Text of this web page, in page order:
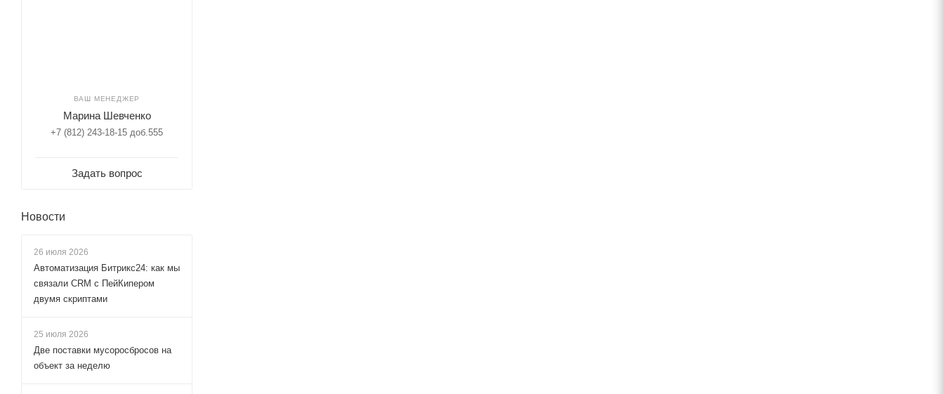
ВАШ МЕНЕДЖЕР
Марина Шевченко
+7 (812) 243-18-15 доб.555
Задать вопрос
Новости
26 июля 2026
Автоматизация Битрикс24: как мы
связали CRM с ПейКипером
двумя скриптами
25 июля 2026
Две поставки мусоросбросов на
объект за неделю